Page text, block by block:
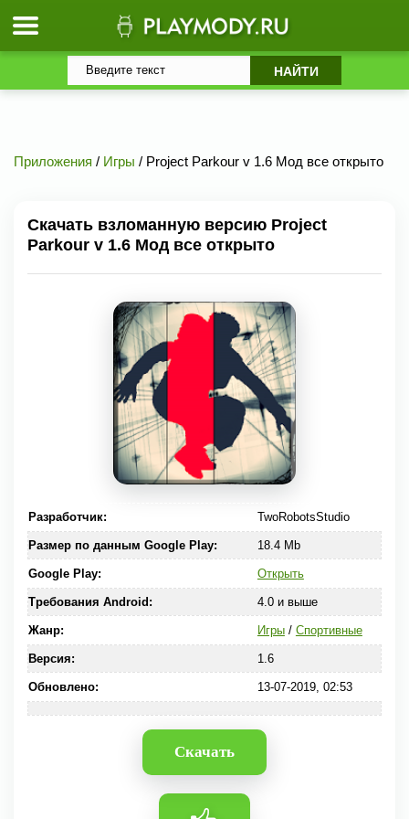
Приложения / Игры / Project Parkour v 1.6 Мод все открыто
Скачать взломанную версию Project
Parkour v 1.6 Мод все открыто
Разработчик: TwoRobotsStudio
Размер по данным Google Play: 18.4 Mb
Google Play: Открыть
Требования Android: 4.0 и выше
Жанр: Игры/ Спортивные
Версия: 1.6
Обновлено: 13-07-2019, 02:53
Скачать